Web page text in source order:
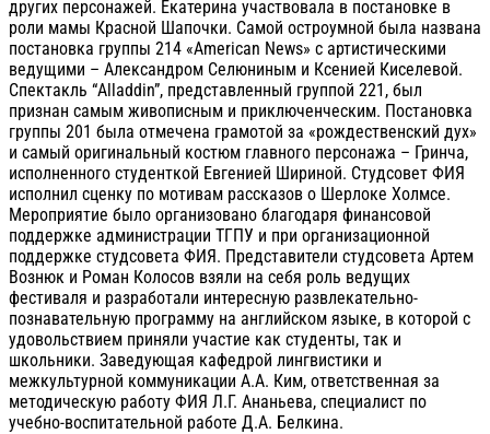
других персонажей. Екатерина участвовала в постановке в
роли мамы Красной Шапочки. Самой остроумной была названа
постановка группы 214 «American News» с артистическими
ведущими – Александром Селюниным и Ксенией Киселевой.
Спектакль “Alladdin”, представленный группой 221, был
признан самым живописным и приключенческим. Постановка
группы 201 была отмечена грамотой за «рождественский дух»
и самый оригинальный костюм главного персонажа – Гринча,
исполненного студенткой Евгенией Шириной. Студсовет ФИЯ
исполнил сценку по мотивам рассказов о Шерлоке Холмсе.
Мероприятие было организовано благодаря финансовой
поддержке администрации ТГПУ и при организационной
поддержке студсовета ФИЯ. Представители студсовета Артем
Вознюк и Роман Колосов взяли на себя роль ведущих
фестиваля и разработали интересную развлекательно-
познавательную программу на английском языке, в которой с
удовольствием приняли участие как студенты, так и
школьники. Заведующая кафедрой лингвистики и
межкультурной коммуникации А.А. Ким, ответственная за
методическую работу ФИЯ Л.Г. Ананьева, специалист по
учебно-воспитательной работе Д.А. Белкина.